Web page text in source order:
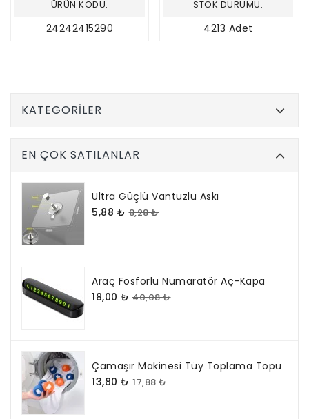
ÜRÜN KODU:
24242415290
STOK DURUMU:
4213 Adet
KATEGORILER
EN ÇOK SATILANLAR
Ultra Güçlü Vantuzlu Askı
5,88 ₺ 8,28 ₺
Araç Fosforlu Numaratör Aç-Kapa
18,00 ₺ 40,08 ₺
Çamaşır Makinesi Tüy Toplama Topu
13,80 ₺ 17,88 ₺